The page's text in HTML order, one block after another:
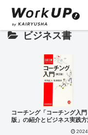
ビジネス書
コーチング「コーチング入門
版」の紹介とビジネス実践